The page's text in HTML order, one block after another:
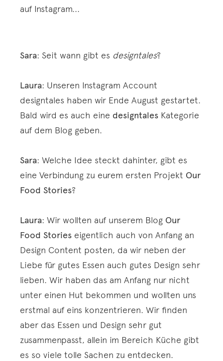
auf Instagram...
Sara: Seit wann gibt es designtales?
Laura: Unseren Instagram Account
designtales haben wir Ende August gestartet.
Bald wird es auch eine designtales Kategorie
auf dem Blog geben.
Sara: Welche Idee steckt dahinter, gibt es
eine Verbindung zu eurem ersten Projekt Our
Food Stories?
Laura: Wir wollten auf unserem Blog Our
Food Stories eigentlich auch von Anfang an
Design Content posten, da wir neben der
Liebe für gutes Essen auch gutes Design sehr
lieben. Wir haben das am Anfang nur nicht
unter einen Hut bekommen und wollten uns
erstmal auf eins konzentrieren. Wir finden
aber das Essen und Design sehr gut
zusammenpasst, allein im Bereich Küche gibt
es so viele tolle Sachen zu entdecken.